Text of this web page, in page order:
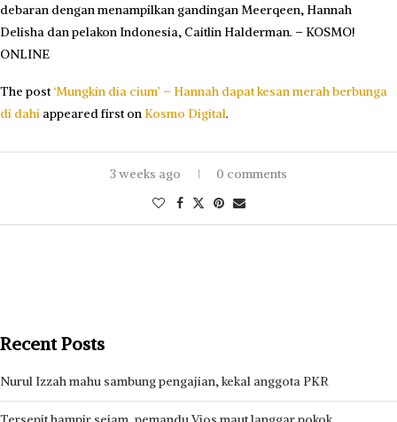
debaran dengan menampilkan gandingan Meerqeen, Hannah
Delisha dan pelakon Indonesia, Caitlin Halderman. – KOSMO!
ONLINE
The post‘Mungkin dia cium’ – Hannah dapat kesan merah berbunga
di dahi appeared first on Kosmo Digital.
3 weeks ago 0 comments
Recent Posts
Nurul Izzah mahu sambung pengajian, kekal anggota PKR